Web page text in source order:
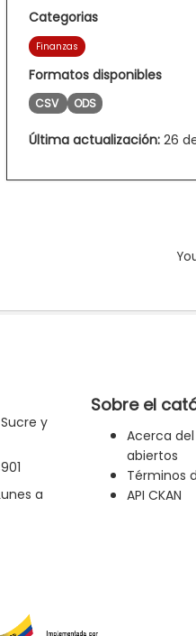
Categorias
Finanzas
Formatos disponibles
CSV ODS
Última actualización: 26
y
a
Sobre el
Acerca
abiertos
Términos
API CKAN